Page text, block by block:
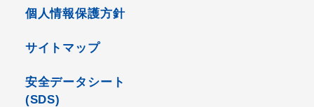
個人情報保護方針
サイトマップ
安全データシート
(SDS)